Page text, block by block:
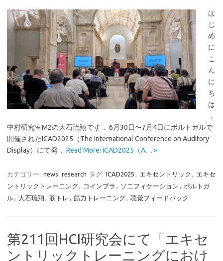
は
じ
め
に
こ
ん
に
ち
は
，
中村研究室M2の大石琉翔です． 6月30日〜7月4日にポルトガルで
開催されたICAD2025（The International Conference on Auditory
Display）にて発… Read More: ICAD2025（A… »
カテゴリー: news research タグ: ICAD2025 , エキセントリック , エキセ
ントリックトレーニング, コインブラ , ソニフィケーション , ポルトガ
ル, 大石琉翔 , 筋トレ , 筋力トレーニング, 聴覚フィードバック
第211回HCI研究会にて「エキセ
ントリックトレーニングにおけ